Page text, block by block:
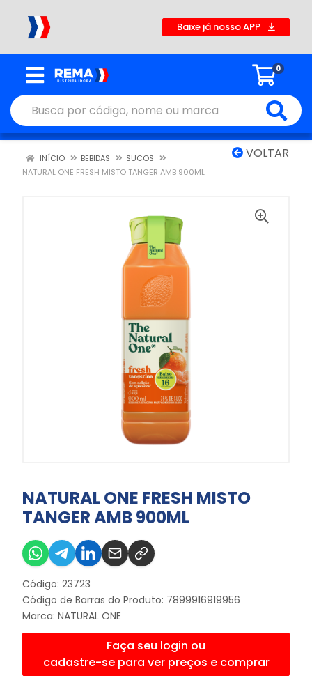
Baixe já nosso APP
0
VOLTAR
INÍCIO BEBIDAS
SUCOS
NATURAL ONE FRESH MISTO TANGER AMB 900ML
NATURAL ONE FRESH MISTO
TANGER AMB 900ML
Código: 23723
Código de Barras do Produto: 7899916919956
Marca: NATURAL ONE
Faça seu login ou
cadastre-se para ver preços e comprar